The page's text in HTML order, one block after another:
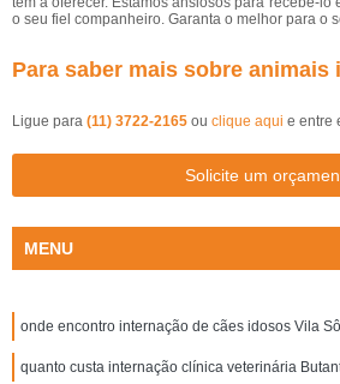
o seu fiel companheiro. Garanta o melhor para o
Para saber mais sobre animais
Ligue para (11) 3722-2165 ou clique aqui e entre
Solicite um
MENU
onde encontro internação de cães idosos Vila
quanto custa internação clínica veterinária